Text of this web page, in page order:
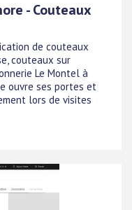
- Couteaux
de couteaux
couteaux sur
Le Montel à
ouvre ses portes et
lors de visites